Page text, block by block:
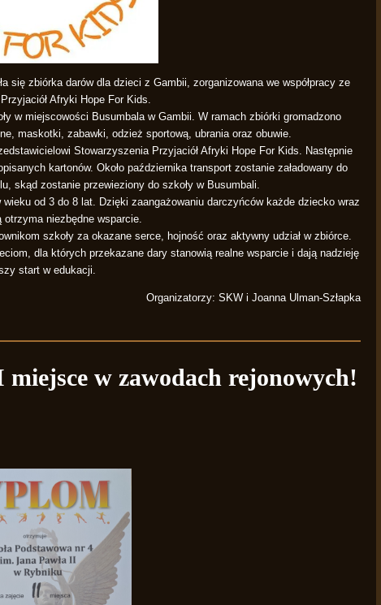
się zbiórka darów dla dzieci z Gambii, zorganizowana we współpracy ze
Afryki Hope For Kids.
w miejscowości Busumbala w Gambii. W ramach zbiórki gromadzono
maskotki, zabawki, odzież sportową, ubrania oraz obuwie.
Stowarzyszenia Przyjaciół Afryki Hope For Kids. Następnie
kartonów. Około października transport zostanie załadowany do
skąd zostanie przewieziony do szkoły w Busumbali.
od 3 do 8 lat. Dzięki zaangażowaniu darczyńców każde dziecko wraz
otrzyma niezbędne wsparcie.
szkoły za okazane serce, hojność oraz aktywny udział w zbiórce.
dla których przekazane dary stanowią realne wsparcie i dają nadzieję
start w edukacji.
Organizatorzy: SKW i Joanna Ulman-Szłapka
miejsce w zawodach rejonowych!